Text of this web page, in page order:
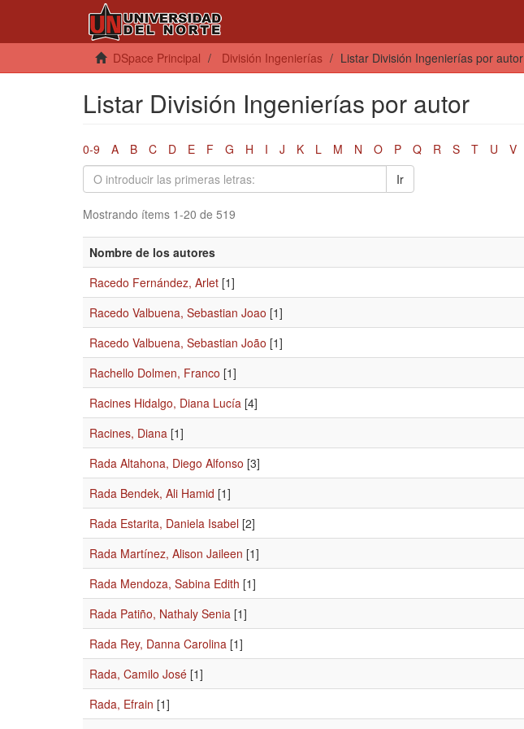
DSpace Principal División Ingenierías Listar División Ingenierías por autor
Listar División Ingenierías por autor
0-9 A B C D E F G H I J K L M N O P Q R S T U V
Ir
Mostrando ítems 1-20 de 519
Nombre de los autores
Racedo Fernández, Arlet [1]
Racedo Valbuena, Sebastian Joao [1]
Racedo Valbuena, Sebastian João [1]
Rachello Dolmen, Franco [1]
Racines Hidalgo, Diana Lucía [4]
Racines, Diana [1]
Rada Altahona, Diego Alfonso [3]
Rada Bendek, Ali Hamid [1]
Rada Estarita, Daniela Isabel [2]
Rada Martínez, Alison Jaileen [1]
Rada Mendoza, Sabina Edith [1]
Rada Patiño, Nathaly Senia [1]
Rada Rey, Danna Carolina [1]
Rada, Camilo José [1]
Rada, Efrain [1]